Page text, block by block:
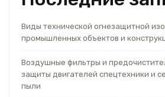
Виды технической огнезащитной
промышленных объектов и
Воздушные фильтры и
защиты двигателей спецтехники и
пыли